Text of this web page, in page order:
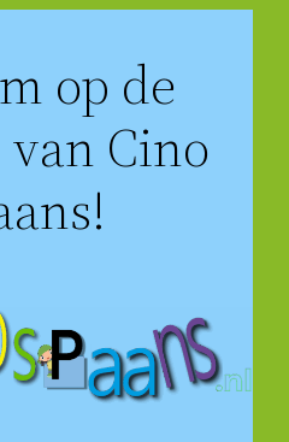
op de
Cino